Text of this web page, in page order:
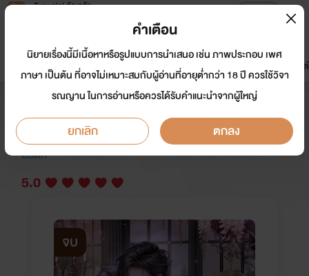
Tunwalai ธัญวลัย
หน้าแรก นิยาย อีบุ๊ก การ์ตูน
มาใหม่
ดรีมแชท ธัญลิสต์
Is You จองรักจองจำหัวใจ
นักเขียน: ภฌา นักวาด: คนวาดสีเทา
อีโรติก
5.0
จบ
คำเตือน
นิยายเรื่องนี้มีเนื้อหาหรือรูปแบบการนำเสนอ เช่น ภาพประกอบ เพศ
ภาษา เป็นต้น ที่อาจไม่เหมาะสมกับผู้อ่านที่อายุต่ำกว่า 18 ปี ควรใช้วิจา
รณญาน ในการอ่านหรือควรได้รับคำแนะนำจากผู้ใหญ่
ยกเลิก ตกลง